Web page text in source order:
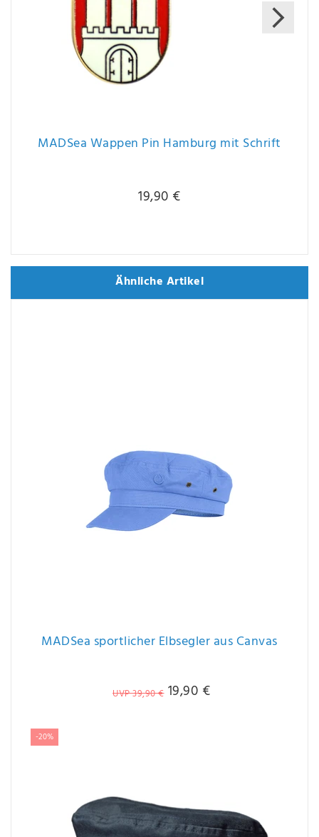
MADSea Wappen Pin Hamburg mit Schrift
19,90 €
Ähnliche Artikel
MADSea sportlicher Elbsegler aus Canvas
UVP 39,90 € 19,90 €
-20%